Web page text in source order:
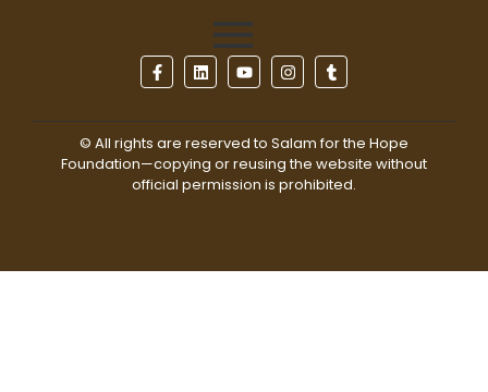
© All rights are reserved to Salam for the Hope
Foundation—copying or reusing the website without
official permission is prohibited.